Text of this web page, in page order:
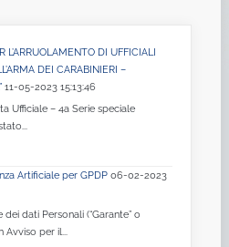
L’ARRUOLAMENTO DI UFFICIALI
DEI CARABINIERI –
11-05-2023 15:13:46
Ufficiale – 4a Serie speciale
Artificiale per GPDP 06-02-2023
dati Personali (“Garante” o
Avviso per il...